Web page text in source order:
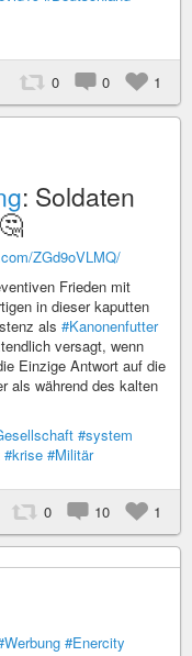
0 0 1
: Soldaten
🤔
ZGd9oVLMQ/
Frieden mit
in dieser kaputten
als #Kanonenfutter
versagt, wenn
Einzige Antwort auf die
als während des kalten
#system
#krise #Militär
0 10 1
#Enercity